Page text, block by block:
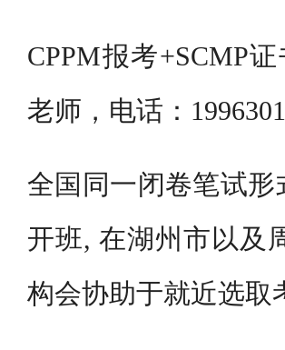
CPPM报考+SCMP
老师，电话：
全国同一闭卷笔试
开班, 在湖州市以及
构会协助于就近选取